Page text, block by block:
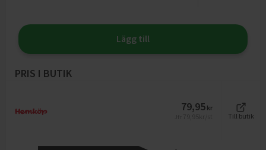
Lägg till
PRIS I BUTIK
79,95 kr
Till butik